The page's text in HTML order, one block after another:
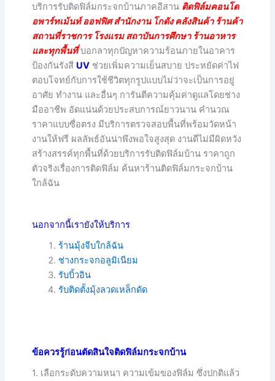
บริการรับติดฟิล์มกระจกบ้านภาคอีสาน ติดฟิล์มคอนโด
อพาร์ทเม้นท์ ออฟฟิศ สำนักงาน โกดัง คลังสินค้า ร้านค้า
สถานที่ราชการ โรงแรม สถาบันการศึกษา ร้านอาหาร
และทุกพื้นที่บอกลาทุกปัญหาความร้อนภายในอาคาร
ป้องกันรังสี UVช่วยเพิ่มความเย็นสบาย ประหยัดค่าไฟ
ตอบโจทย์กับการใช้ชีวิตทุกรูปแบบไม่ว่าจะเป็นการอยู่
อาศัย ทำงาน และอื่นๆ การันตีความคุ้มค่าดูแลโดยช่าง
มืออาชีพ อัดแน่นด้วยประสบการณ์ยาวนาน คำนวณ
ราคาแบบซื่อตรง มีบริการตรวจสอบพื้นที่พร้อมวัดหน้า
งานให้ฟรี ผลลัพธ์อันน่าพึงพอใจสูงสุด งานดีไม่มีผิดหวัง
สร้างสรรค์ทุกพื้นที่ด้วยบริการรับติดฟิล์มบ้าน ราคาถูก
ตัวจริงเรื่องการติดฟิล์ม ค้นหาร้านติดฟิล์มกระจกบ้าน
ใกล้ฉัน
นอกจากนี้เรายังให้บริการ
ร้านมุ้งจีบใกล้ฉัน
ช่างกระจกอลูมิเนียม
รับบิ้วอิน
รับติดตั้งมุ้งลวดเหล็กดัด
ข้อควรรู้ก่อนตัดสินใจติดฟิล์มกระจกบ้าน
1. เลือกระดับความหนา ความเข้มของฟิล์ม ซึ่งปกติแล้ว